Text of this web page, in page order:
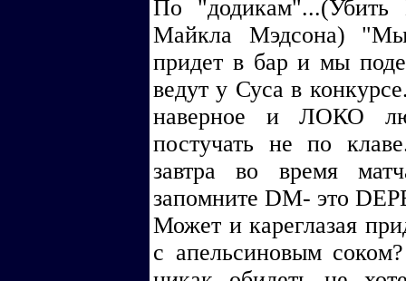
По
Майкла Мэдсона) "Мы
придет в бар и мы
ведут у Суса в
наверное и ЛОКО
постучать не по
завтра во время
запомните DM- это
Может и кареглазая
с апельсиновым